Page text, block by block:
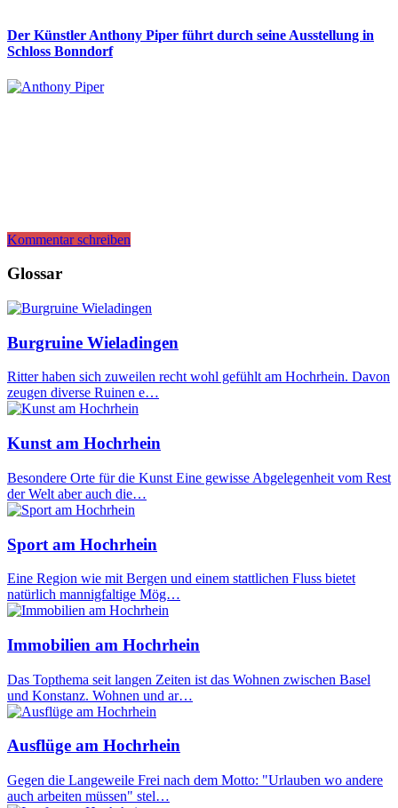
Der Künstler Anthony Piper führt durch seine Ausstellung in
Schloss Bonndorf
Kommentar schreiben
Glossar
Burgruine Wieladingen
Ritter haben sich zuweilen recht wohl gefühlt am Hochrhein. Davon
zeugen diverse Ruinen e…
Kunst am Hochrhein
Besondere Orte für die Kunst Eine gewisse Abgelegenheit vom Rest
der Welt aber auch die…
Sport am Hochrhein
Eine Region wie mit Bergen und einem stattlichen Fluss bietet
natürlich mannigfaltige Mög…
Immobilien am Hochrhein
Das Topthema seit langen Zeiten ist das Wohnen zwischen Basel
und Konstanz. Wohnen und ar…
Ausflüge am Hochrhein
Gegen die Langeweile Frei nach dem Motto: "Urlauben wo andere
auch arbeiten müssen" stel…